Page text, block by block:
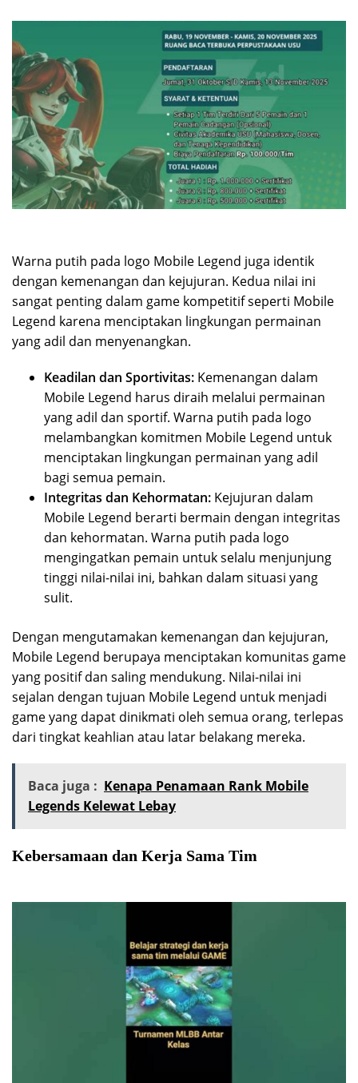
Warna putih pada logo Mobile Legend juga identik
dengan kemenangan dan kejujuran. Kedua nilai ini
sangat penting dalam game kompetitif seperti Mobile
Legend karena menciptakan lingkungan permainan
yang adil dan menyenangkan.
Keadilan dan Sportivitas: Kemenangan dalam
Mobile Legend harus diraih melalui permainan
yang adil dan sportif. Warna putih pada logo
melambangkan komitmen Mobile Legend untuk
menciptakan lingkungan permainan yang adil
bagi semua pemain.
Integritas dan Kehormatan: Kejujuran dalam
Mobile Legend berarti bermain dengan integritas
dan kehormatan. Warna putih pada logo
mengingatkan pemain untuk selalu menjunjung
tinggi nilai-nilai ini, bahkan dalam situasi yang
sulit.
Dengan mengutamakan kemenangan dan kejujuran,
Mobile Legend berupaya menciptakan komunitas game
yang positif dan saling mendukung. Nilai-nilai ini
sejalan dengan tujuan Mobile Legend untuk menjadi
game yang dapat dinikmati oleh semua orang, terlepas
dari tingkat keahlian atau latar belakang mereka.
Baca juga : Kenapa Penamaan Rank Mobile
Legends Kelewat Lebay
Kebersamaan dan Kerja Sama Tim